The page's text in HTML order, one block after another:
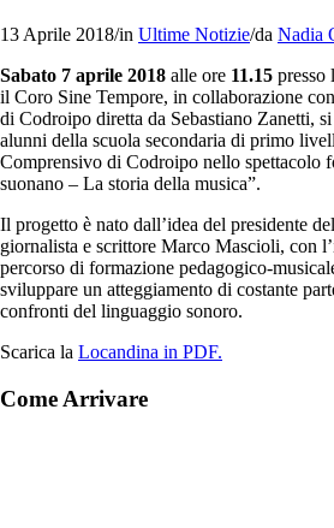
13 Aprile 2018/in Ultime Notizie/da Nadia
Sabato 7 aprile 2018 alle ore 11.15
il Coro Sine Tempore, in collaborazione
di Codroipo diretta da Sebastiano Zanetti,
alunni della scuola secondaria di primo
Comprensivo di Codroipo nello spettacolo
suonano – La storia della musica”.
Il progetto è nato dall’idea del presidente
giornalista e scrittore Marco Mascioli, con
percorso di formazione pedagogico-
sviluppare un atteggiamento di costante
confronti del linguaggio sonoro.
Scarica la Locandina in PDF.
Come Arrivare